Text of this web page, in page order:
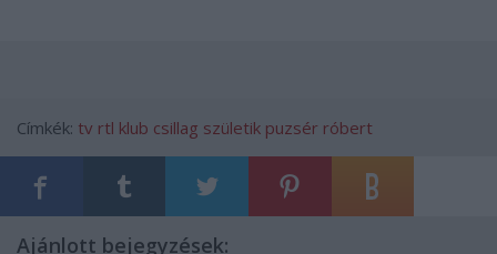
Címkék: tv rtl klub csillag születik puzsér róbert
Ajánlott bejegyzések: